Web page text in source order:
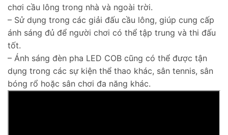
chơi cầu lông trong nhà và ngoài trời.
– Sử dụng trong các giải đấu cầu lông, giúp cung cấp
ánh sáng đủ để người chơi có thể tập trung và thi đấu
tốt.
– Ánh sáng đèn pha LED COB cũng có thể được tận
dụng trong các sự kiện thể thao khác, sân tennis, sân
bóng rổ hoặc sân chơi đa năng khác.